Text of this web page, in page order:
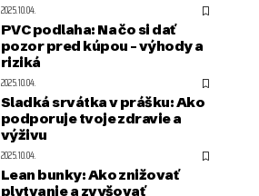
2025.10.04.
PVC podlaha: Na čo si dať
pozor pred kúpou – výhody a
riziká
2025.10.04.
Sladká srvátka v prášku: Ako
podporuje tvoje zdravie a
výživu
2025.10.04.
Lean bunky: Ako znižovať
plytvanie a zvyšovať